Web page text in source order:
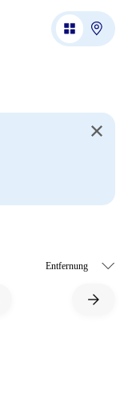
arrow_forward